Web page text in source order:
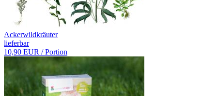
Ackerwildkräuter
lieferbar
10,90 EUR / Portion